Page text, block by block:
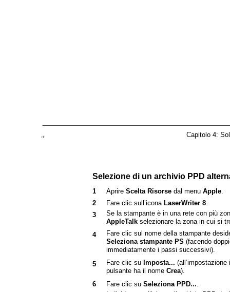
IT Capitolo 4:
Selezione di un archivio PPD
1 Aprire Scelta Risorse dal menu Apple.
2
Fare clic sull’icona LaserWriter 8.
3
Se la stampante è in una rete con più
AppleTalk selezionare la zona in cui si
4
Fare clic sul nome della stampante
Seleziona stampante PS (facendo
immediatamente i passi successivi).
5
Fare clic su Imposta...
pulsante ha il nome Crea).
6
Fare clic su Seleziona PPD....